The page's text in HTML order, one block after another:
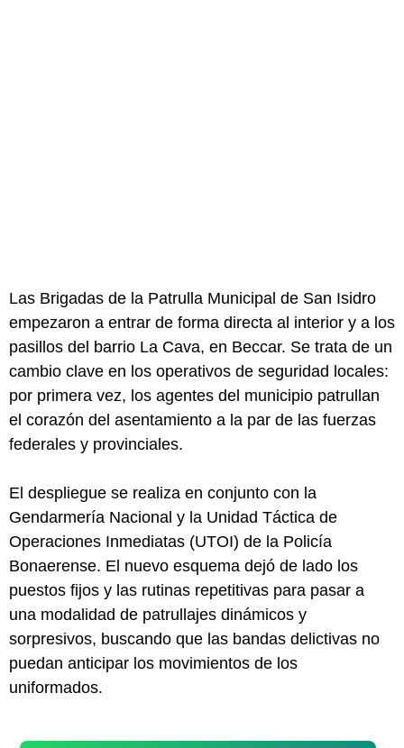
Las Brigadas de la Patrulla Municipal de San Isidro
empezaron a entrar de forma directa al interior y a los
pasillos del barrio La Cava, en Beccar. Se trata de un
cambio clave en los operativos de seguridad locales:
por primera vez, los agentes del municipio patrullan
el corazón del asentamiento a la par de las fuerzas
federales y provinciales.
El despliegue se realiza en conjunto con la
Gendarmería Nacional y la Unidad Táctica de
Operaciones Inmediatas (UTOI) de la Policía
Bonaerense. El nuevo esquema dejó de lado los
puestos fijos y las rutinas repetitivas para pasar a
una modalidad de patrullajes dinámicos y
sorpresivos, buscando que las bandas delictivas no
puedan anticipar los movimientos de los
uniformados.